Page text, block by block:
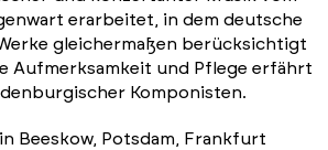
erarbeitet, in dem deutsche
gleichermaßen berücksichtigt
Aufmerksamkeit und Pflege erfährt
Komponisten.
Beeskow, Potsdam, Frankfurt